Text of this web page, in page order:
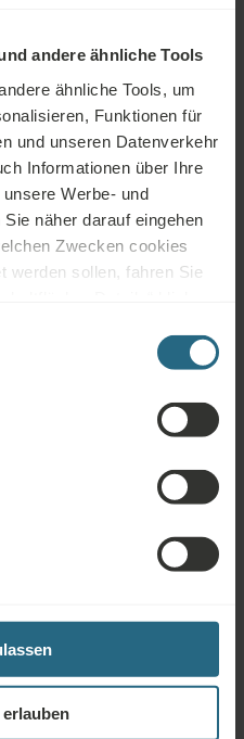
andere ähnliche Tools
ähnliche Tools, um
Funktionen für
und unseren Datenverkehr
Informationen über Ihre
Werbe- und
näher darauf eingehen
Zwecken cookies
werden sollen, fahren Sie
Klimaanlagen
Parkhaus
Nicht-
Raucher